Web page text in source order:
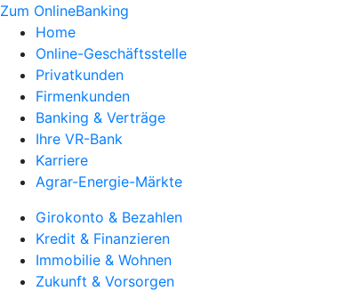
Zum OnlineBanking
Home
Online-Geschäftsstelle
Privatkunden
Firmenkunden
Banking & Verträge
Ihre VR-Bank
Karriere
Agrar-Energie-Märkte
Girokonto & Bezahlen
Kredit & Finanzieren
Immobilie & Wohnen
Zukunft & Vorsorgen